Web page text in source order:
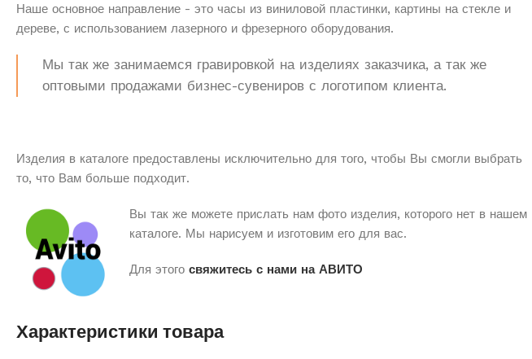
Наше основное направление - это часы из виниловой пластинки, картины на стекле и
дереве, с использованием лазерного и фрезерного оборудования.
Мы так же занимаемся гравировкой на изделиях заказчика, а так же
оптовыми продажами бизнес-сувениров с логотипом клиента.
Изделия в каталоге предоставлены исключительно для того, чтобы Вы смогли выбрать
то, что Вам больше подходит.
Вы так же можете прислать нам фото изделия, которого нет в нашем
каталоге. Мы нарисуем и изготовим его для вас.
Для этого свяжитесь с нами на АВИТО
Характеристики товара